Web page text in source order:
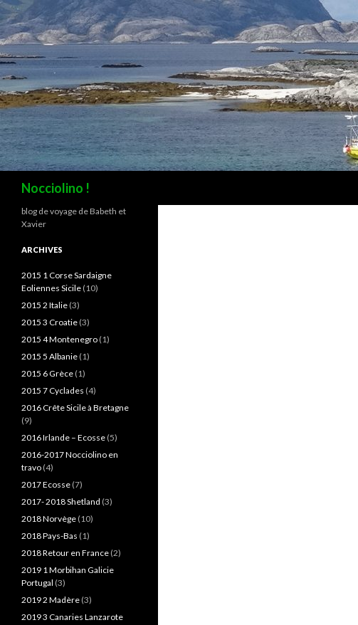
Nocciolino !
blog de voyage de Babeth et
Xavier
ARCHIVES
2015 1 Corse Sardaigne
Eoliennes Sicile (10)
2015 2 Italie (3)
2015 3 Croatie (3)
2015 4 Montenegro (1)
2015 5 Albanie (1)
2015 6 Grèce (1)
2015 7 Cyclades (4)
2016 Crête Sicile à Bretagne
(9)
2016 Irlande – Ecosse (5)
2016-2017 Nocciolino en
travo (4)
2017 Ecosse (7)
2017- 2018 Shetland (3)
2018 Norvège (10)
2018 Pays-Bas (1)
2018 Retour en France (2)
2019 1 Morbihan Galicie
Portugal (3)
2019 2 Madère (3)
2019 3 Canaries Lanzarote